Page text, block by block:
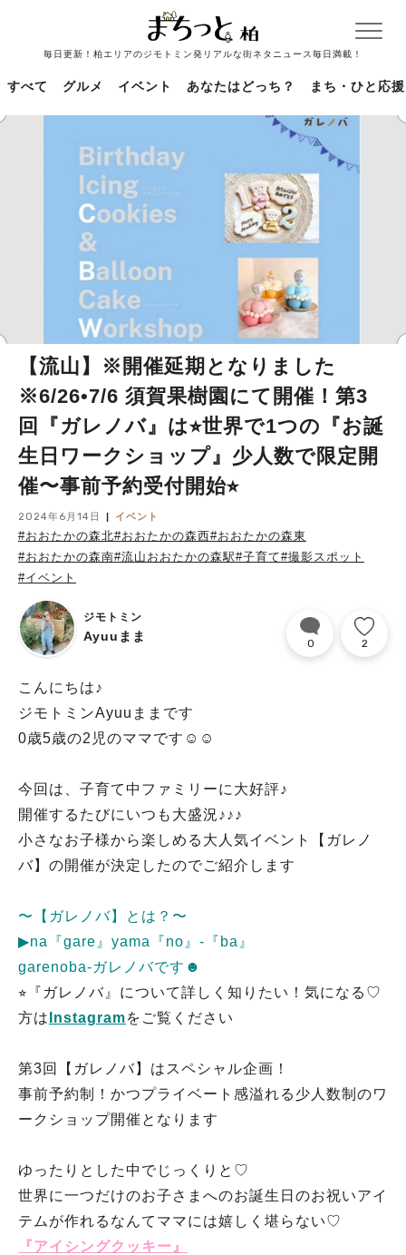
毎日更新！柏エリアのジモトミン発リアルな街ネタニュース毎日満載！
すべて グルメ イベント あなたはどっち？ まち・ひと応援
【流山】※開催延期となりました
※6/26•7/6 須賀果樹園にて開催！第3
回『ガレノバ』は⭐︎世界で1つの『お誕
生日ワークショップ』少人数で限定開
催〜事前予約受付開始⭐︎
2024年6月14日 イベント
#おおたかの森北#おおたかの森西#おおたかの森東
#おおたかの森南#流山おおたかの森駅#子育て#撮影スポット
#イベント
ジモトミン
Ayuuまま 0 2
こんにちは♪
ジモトミンAyuuままです
0歳5歳の2児のママです☺︎☺︎
今回は、子育て中ファミリーに大好評♪
開催するたびにいつも大盛況♪♪♪
小さなお子様から楽しめる大人気イベント【ガレノ
バ】の開催が決定したのでご紹介します
〜【ガレノバ】とは？〜
▶︎na『gare』yama『no』-『ba』
garenoba-ガレノバです☻
⭐︎『ガレノバ』について詳しく知りたい！気になる♡
方は Instagramをご覧ください
第3回【ガレノバ】はスペシャル企画！
事前予約制！かつプライベート感溢れる少人数制のワ
ークショップ開催となります
ゆったりとした中でじっくりと♡
世界に一つだけのお子さまへのお誕生日のお祝いアイ
テムが作れるなんてママには嬉しく堪らない♡
『アイシングクッキー』